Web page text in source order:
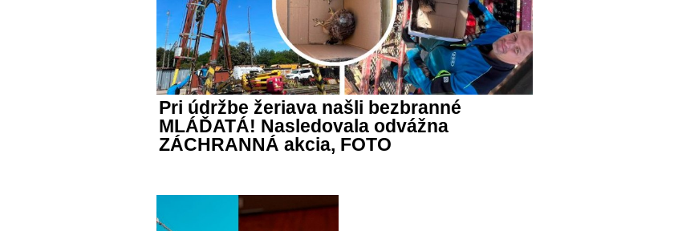
Pri údržbe žeriava našli bezbranné
MLÁĎATÁ! Nasledovala odvážna
ZÁCHRANNÁ akcia, FOTO